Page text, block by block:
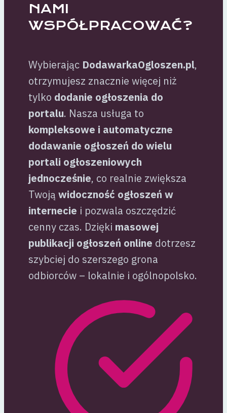
NAMI
WSPÓŁPRACOWAĆ?
Wybierając DodawarkaOgloszen.pl,
otrzymujesz znacznie więcej niż
tylko dodanie ogłoszenia do
portalu. Nasza usługa to
kompleksowe i automatyczne
dodawanie ogłoszeń do wielu
portali ogłoszeniowych
jednocześnie, co realnie zwiększa
Twoją widoczność ogłoszeń w
internecie i pozwala oszczędzić
cenny czas. Dzięki masowej
publikacji ogłoszeń online dotrzesz
szybciej do szerszego grona
odbiorców – lokalnie i ogólnopolsko.